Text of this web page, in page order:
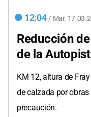
12:04 / Mar.
Reducción
de la
KM 12, altura de
de calzada por
precaución.